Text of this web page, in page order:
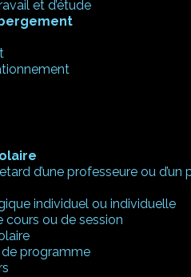
et d’étude
d’une professeure ou
individuel ou individuelle
cours ou de session
programme